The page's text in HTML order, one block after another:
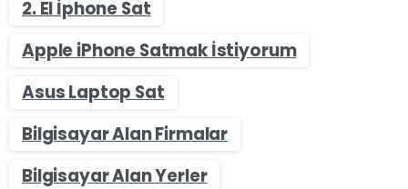
2. El İphone Sat
Apple iPhone Satmak İstiyorum
Asus Laptop Sat
Bilgisayar Alan Firmalar
Bilgisayar Alan Yerler